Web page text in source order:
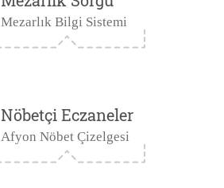
Mezarlık Bilgi Sistemi
Nöbetçi Eczaneler
Afyon Nöbet Çizelgesi